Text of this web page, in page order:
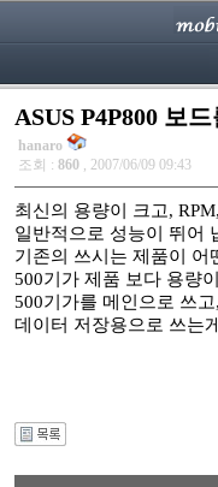
ASUS P4P800 보
hanaro
조회 : 860 , 2007/06/09 09:43
최신의 용량이 크고,
일반적으로 성능이 뛰어
기존의 쓰시는 제품이 어
500기가 제품 보다 용량
500기가를 메인으로 쓰
데이터 저장용으로 쓰는